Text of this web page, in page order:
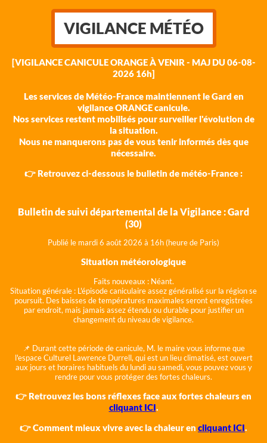
VIGILANCE MÉTÉO
[VIGILANCE CANICULE ORANGE À VENIR - MAJ DU 06-08-
2026 16h]
Les services de Météo-France maintiennent le Gard en
vigilance ORANGE canicule.
Nos services restent mobilisés pour surveiller l'évolution de
la situation.
Nous ne manquerons pas de vous tenir informés dès que
nécessaire.
👉 Retrouvez ci-dessous le bulletin de météo-France :
Bulletin de suivi départemental de la Vigilance : Gard
(30)
Publié le mardi 6 août 2026 à 16h (heure de Paris)
Situation météorologique
Faits nouveaux : Néant.
Situation générale : L'épisode caniculaire assez généralisé sur la région se
poursuit. Des baisses de températures maximales seront enregistrées
par endroit, mais jamais assez étendu ou durable pour justifier un
changement du niveau de vigilance.
📌 Durant cette période de canicule, M. le maire vous informe que
l'espace Culturel Lawrence Durrell, qui est un lieu climatisé, est ouvert
aux jours et horaires habituels du lundi au samedi, vous pouvez vous y
rendre pour vous protéger des fortes chaleurs.
👉 Retrouvez les bons réflexes face aux fortes chaleurs en
cliquant ICI.
👉 Comment mieux vivre avec la chaleur en cliquant ICI.